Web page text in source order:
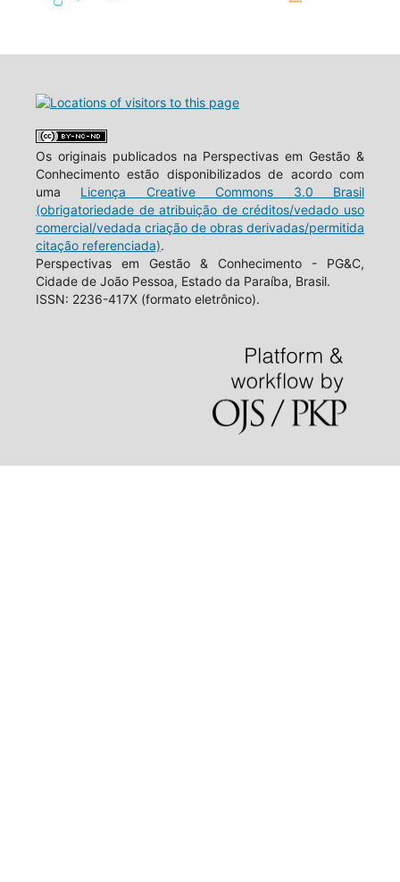
Os originais publicados na Perspectivas em Gestão &
Conhecimento estão disponibilizados de acordo com
uma Licença Creative Commons 3.0 Brasil
(obrigatoriedade de atribuição de créditos/vedado uso
comercial/vedada criação de obras derivadas/permitida
citação referenciada).
Perspectivas em Gestão & Conhecimento - PG&C,
Cidade de João Pessoa, Estado da Paraíba, Brasil.
ISSN: 2236-417X (formato eletrônico).